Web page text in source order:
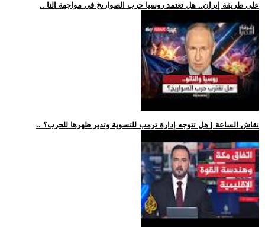
.. على طريقة إيران.. هل تعتمد روسيا حرب الصواريخ في مواجهة النا
.. نقاش الساعة | هل تتوجه إدارة ترمب للتسوية وتدير ظهرها للحرب؟